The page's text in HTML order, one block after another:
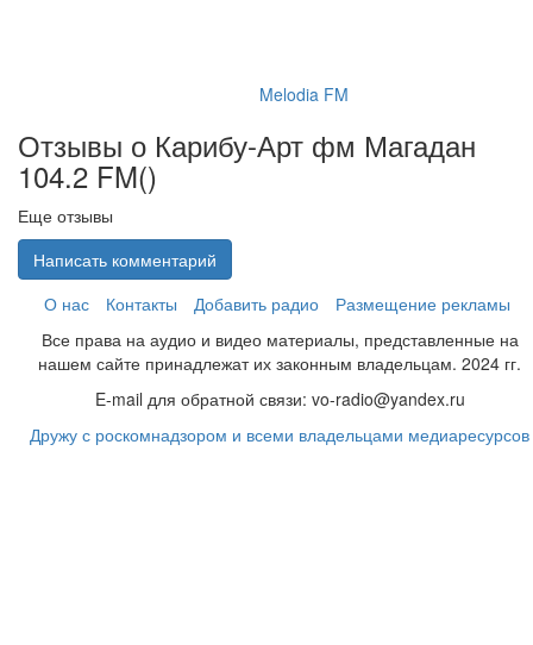
Melodia FM
Отзывы о Карибу-Арт фм Магадан
104.2 FM()
Еще отзывы
Написать комментарий
О нас
Контакты Добавить радио
Размещение рекламы
Все права на аудио и видео материалы, представленные на
нашем сайте принадлежат их законным владельцам. 2024 гг.
E-mail для обратной связи: vo-radio@yandex.ru
Дружу с роскомнадзором и всеми владельцами медиаресурсов